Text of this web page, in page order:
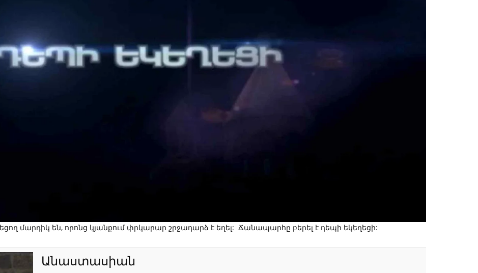
մարդիկ են, որոնց կյանքում փրկարար շրջադարձ է եղել: Ճանապարհը բերել է դեպի եկեղեցի:
Անաստասիան